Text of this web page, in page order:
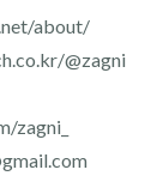
about/
@zagni
zagni_